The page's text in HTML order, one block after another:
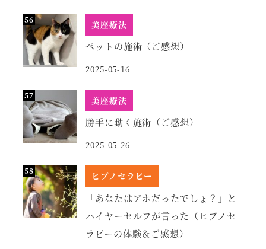
美座療法
ペットの施術（ご感想）
2025-05-16
美座療法
勝手に動く施術（ご感想）
2025-05-26
ヒプノセラピー
「あなたはアホだったでしょ？」と
ハイヤーセルフが言った（ヒプノセ
ラピーの体験＆ご感想）